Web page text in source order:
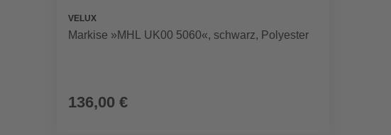
VELUX
Markise »MHL UK00 5060«, schwarz, Polyester
136,00 €